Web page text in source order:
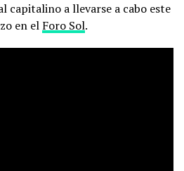
capitalino a llevarse a cabo este
en el Foro Sol.